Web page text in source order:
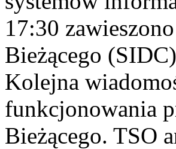
17:30
Bieżącego
Kolejna
funkcjonowania
Bieżącego. TSO